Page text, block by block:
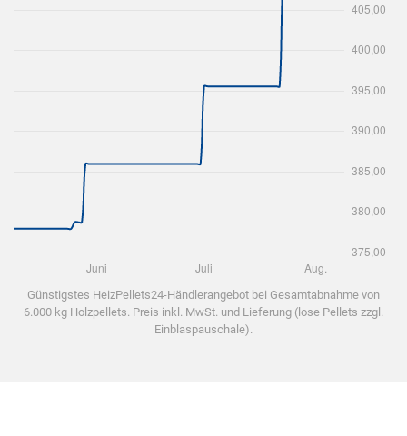
Günstigstes HeizPellets24-Händlerangebot bei Gesamtabnahme von
6.000 kg Holzpellets. Preis inkl. MwSt. und Lieferung (lose Pellets zzgl.
Einblaspauschale).